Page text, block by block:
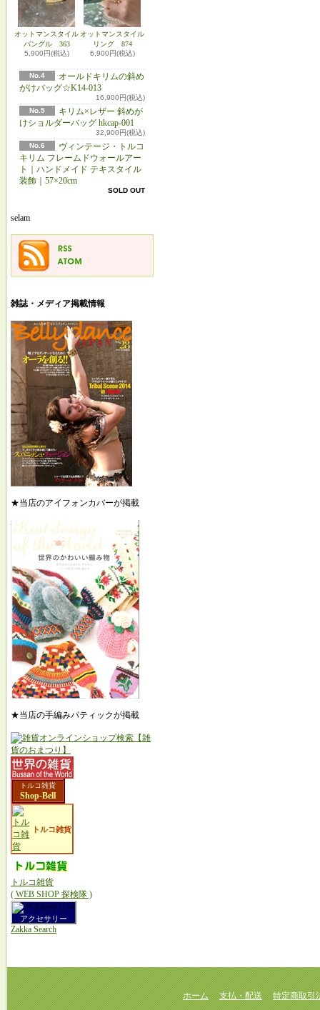
オットマンスタイル
バングル 363
5,900円(税込)
オットマンスタイル
リング 874
6,900円(税込)
No.4
オールドキリムの斜め
がけバッグ☆K14-013
16,900円(税込)
No.5
キリム×レザー 斜めが
けショルダーバッグ hkcap-001
32,900円(税込)
No.6
ヴィンテージ・トルコ
キリム フレームドウォールアー
ト｜ハンドメイド テキスタイル
装飾｜57×20cm
SOLD OUT
selam
雑誌・メディア掲載情報
★当店のアイフォンカバーが掲載
★当店の手編みパティックが掲載
トルコ雑貨
Shop-Bell
トルコ雑貨
トルコ雑貨
( WEB SHOP 探検隊 )
アクセサリー
Zakka Search
ホーム 支払・配送 特定商取引